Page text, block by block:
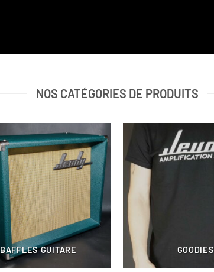
NOS CATÉGORIES DE PRODUITS
BAFFLES GUITARE GOODIES